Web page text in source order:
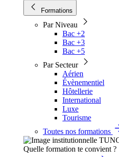
Formations
Par Niveau
Bac +2
Bac +3
Bac +5
Par Secteur
Aérien
Évènementiel
Hôtellerie
International
Luxe
Tourisme
Toutes nos formations
Quelle formation te convient ?